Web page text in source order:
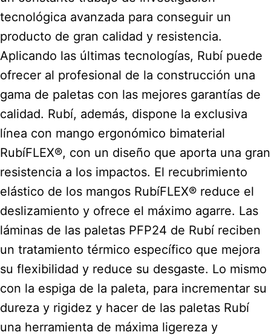
tecnológica avanzada para conseguir un
producto de gran calidad y resistencia.
Aplicando las últimas tecnologías, Rubí puede
ofrecer al profesional de la construcción una
gama de paletas con las mejores garantías de
calidad. Rubí, además, dispone la exclusiva
línea con mango ergonómico bimaterial
RubíFLEX®, con un diseño que aporta una gran
resistencia a los impactos. El recubrimiento
elástico de los mangos RubíFLEX® reduce el
deslizamiento y ofrece el máximo agarre. Las
láminas de las paletas PFP24 de Rubí reciben
un tratamiento térmico específico que mejora
su flexibilidad y reduce su desgaste. Lo mismo
con la espiga de la paleta, para incrementar su
dureza y rigidez y hacer de las paletas Rubí
una herramienta de máxima ligereza y